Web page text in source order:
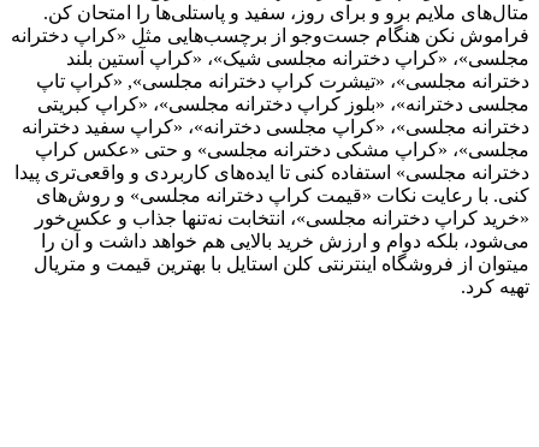
متال‌های ملایم برو و برای روز، سفید و پاستلی‌ها را امتحان کن.
فراموش نکن هنگام جست‌وجو از برچسب‌هایی مثل «کراپ دخترانه
مجلسی»، «کراپ دخترانه مجلسی شیک»، «کراپ آستین بلند
دخترانه مجلسی»، «تیشرت کراپ دخترانه مجلسی», «کراپ تاپ
مجلسی دخترانه»، «بلوز کراپ دخترانه مجلسی»، «کراپ کبریتی
دخترانه مجلسی»، «کراپ مجلسی دخترانه»، «کراپ سفید دخترانه
مجلسی»، «کراپ مشکی دخترانه مجلسی» و حتی «عکس کراپ
دخترانه مجلسی» استفاده کنی تا ایده‌های کاربردی و واقعی‌تری پیدا
کنی. با رعایت نکات «قیمت کراپ دخترانه مجلسی» و روش‌های
«خرید کراپ دخترانه مجلسی»، انتخابت نه‌تنها جذاب و عکس‌خور
می‌شود، بلکه دوام و ارزش خرید بالایی هم خواهد داشت و آن را
میتوان از فروشگاه اینترنتی کلن استایل با بهترین قیمت و متریال
تهیه کرد.